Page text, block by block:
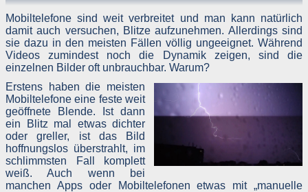
Mobiltelefone sind weit verbreitet und man kann natürlich
damit auch versuchen, Blitze aufzunehmen. Allerdings sind
sie dazu in den meisten Fällen völlig ungeeignet. Während
Videos zumindest noch die Dynamik zeigen, sind die
einzelnen Bilder oft unbrauchbar. Warum?
Erstens haben die meisten
Mobiltelefone eine feste weit
geöffnete Blende. Ist dann
ein Blitz mal etwas dichter
oder greller, ist das Bild
hoffnungslos überstrahlt, im
schlimmsten Fall komplett
weiß. Auch wenn bei
manchen Apps oder Mobiltelefonen etwas mit „manuelle